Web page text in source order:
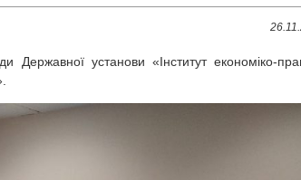
установи «Інститут економіко-